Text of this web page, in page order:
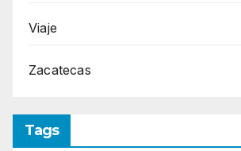
Viaje
Zacatecas
Tags